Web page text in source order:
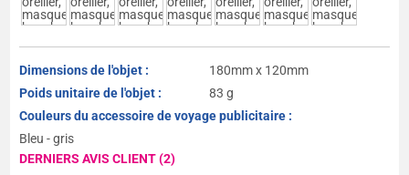
Dimensions de l'objet :
180mm x 120mm
Poids unitaire de l'objet :
83 g
Couleurs du accessoire de voyage publicitaire :
Bleu - gris
DERNIERS AVIS CLIENT (2)